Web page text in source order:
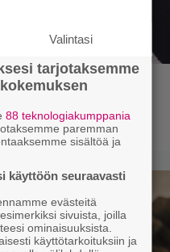
–
Valintasi
tarjotaksemme
88 teknologiakumppania
paremman
sisältöä ja
käyttöön seuraavasti
evästeitä
sivuista, joilla
ominaisuuksista.
käyttötarkoituksiin ja